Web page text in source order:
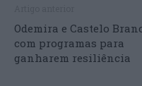
Odemira e Castelo
com programas para
ganharem resiliência